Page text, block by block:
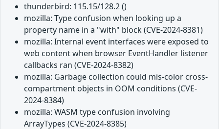
thunderbird: 115.15/128.2 ()
mozilla: Type confusion when looking up a
property name in a "with" block (CVE-2024-8381)
mozilla: Internal event interfaces were exposed to
web content when browser EventHandler listener
callbacks ran (CVE-2024-8382)
mozilla: Garbage collection could mis-color cross-
compartment objects in OOM conditions (CVE-
2024-8384)
mozilla: WASM type confusion involving
ArrayTypes (CVE-2024-8385)